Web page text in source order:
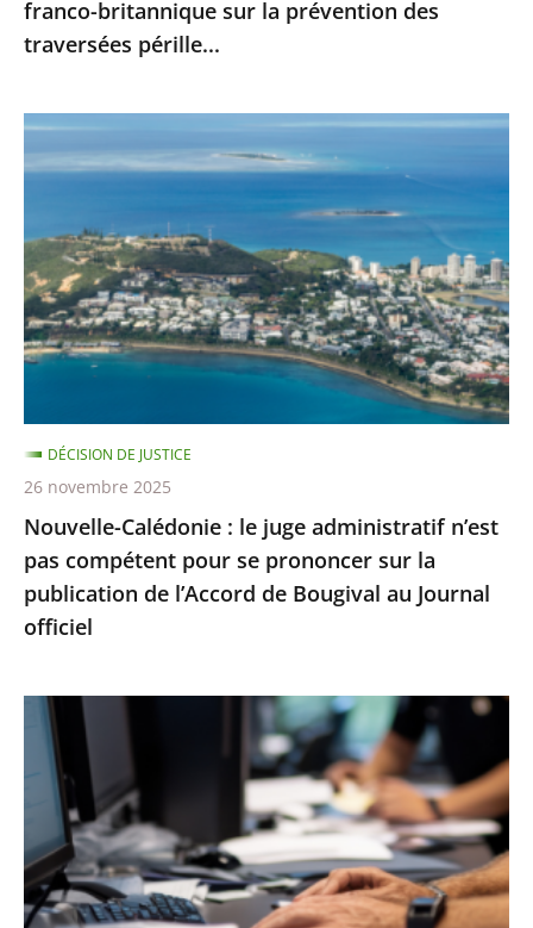
franco-
britannique
la
prévention
des
pérille...
franco-britannique sur la prévention des
traversées pérille...
Nouvelle-
Calédonie
juge
administratif
n’est
pas
pour
se
prononcer
sur
la
publication
de
de
Bougival
Journal
officiel
Nouvelle-Calédonie : le juge administratif n’est
pas compétent pour se prononcer sur la
publication de l’Accord de Bougival au Journal
officiel
DÉCISION DE JUSTICE
26 novembre 2025
Conseil
d’État
rejette
un
recours
contre